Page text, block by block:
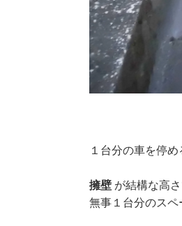
１台分の車を停
擁壁 が結構な高
無事１台分のスペ